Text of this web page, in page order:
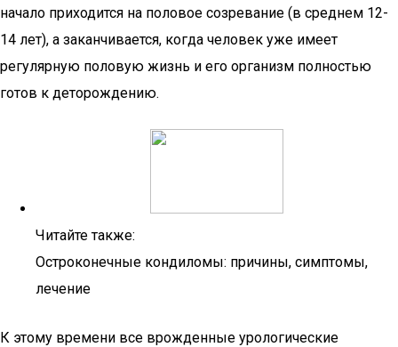
начало приходится на половое созревание (в среднем 12-
14 лет), а заканчивается, когда человек уже имеет
регулярную половую жизнь и его организм полностью
готов к деторождению.
Читайте также:
Остроконечные кондиломы: причины, симптомы,
лечение
К этому времени все врожденные урологические